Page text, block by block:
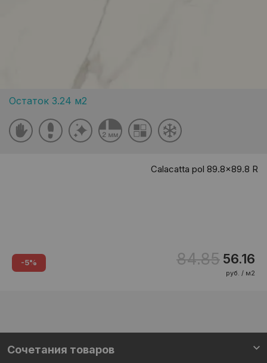
Остаток 3.24 м2
Calacatta pol 89.8x89.8 R
-5% 84.85 56.16
руб. / м2
Cочетания товаров